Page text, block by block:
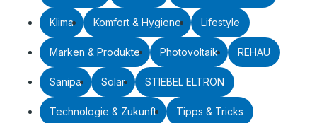
Klima Komfort & Hygiene Lifestyle
Marken & Produkte Photovoltaik REHAU
Sanipa Solar STIEBEL ELTRON
Technologie & Zukunft Tipps & Tricks